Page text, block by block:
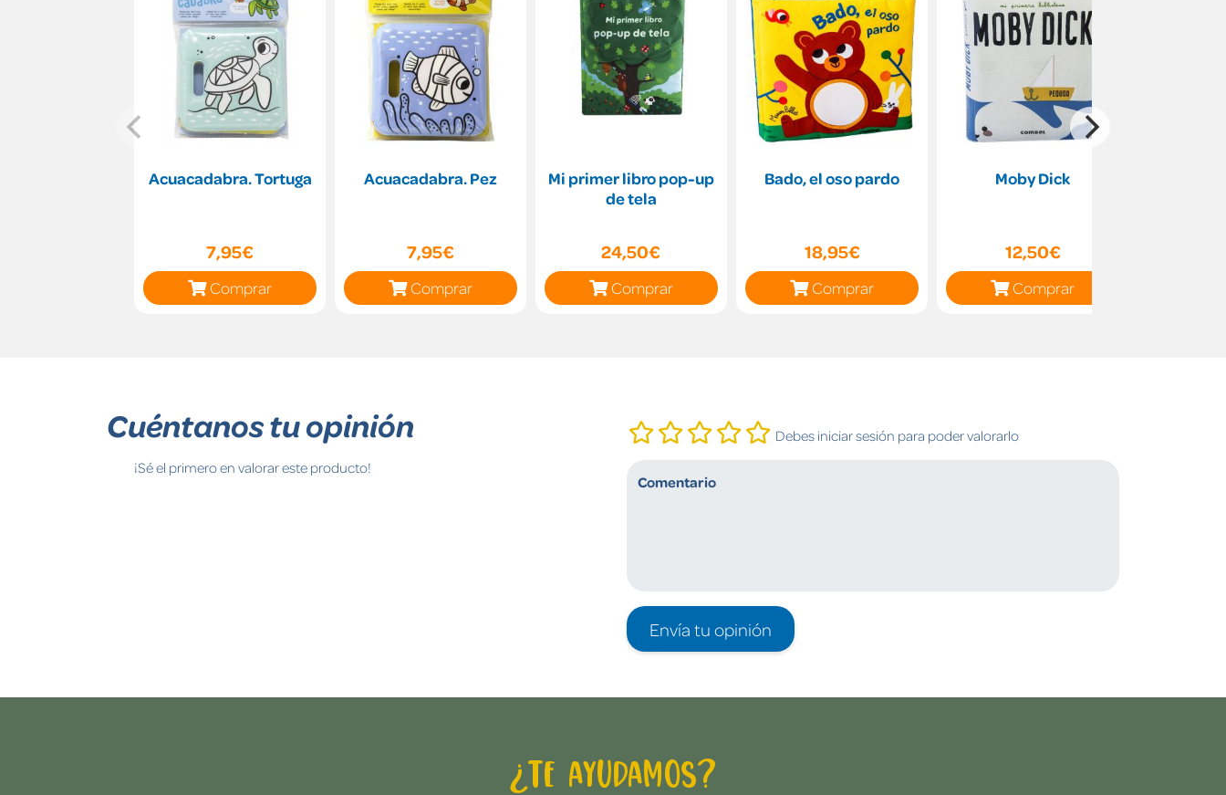
Acuacadabra. Tortuga
7,95€
Comprar
Acuacadabra. Pez
7,95€
Comprar
Mi primer libro pop-up
de tela
24,50€
Comprar
Bado, el oso pardo
18,95€
Comprar
Moby Dick
12,50€
Comprar
Cuéntanos tu opinión
¡Sé el primero en valorar este producto!
Debes iniciar sesión para poder valorarlo
Envía tu opinión
¿Te ayudamos?